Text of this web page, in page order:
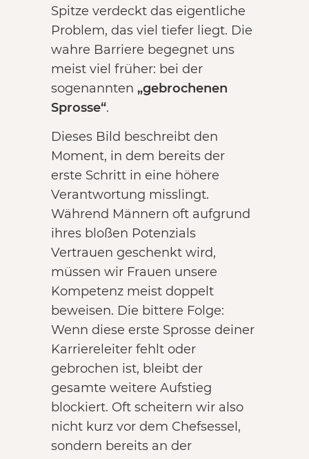
Spitze verdeckt das eigentliche
Problem, das viel tiefer liegt. Die
wahre Barriere begegnet uns
meist viel früher: bei der
sogenannten „gebrochenen
Sprosse“.
Dieses Bild beschreibt den
Moment, in dem bereits der
erste Schritt in eine höhere
Verantwortung misslingt.
Während Männern oft aufgrund
ihres bloßen Potenzials
Vertrauen geschenkt wird,
müssen wir Frauen unsere
Kompetenz meist doppelt
beweisen. Die bittere Folge:
Wenn diese erste Sprosse deiner
Karriereleiter fehlt oder
gebrochen ist, bleibt der
gesamte weitere Aufstieg
blockiert. Oft scheitern wir also
nicht kurz vor dem Chefsessel,
sondern bereits an der